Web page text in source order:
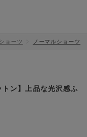
ショーツ ノーマルショーツ
トン】上品な光沢感ふ